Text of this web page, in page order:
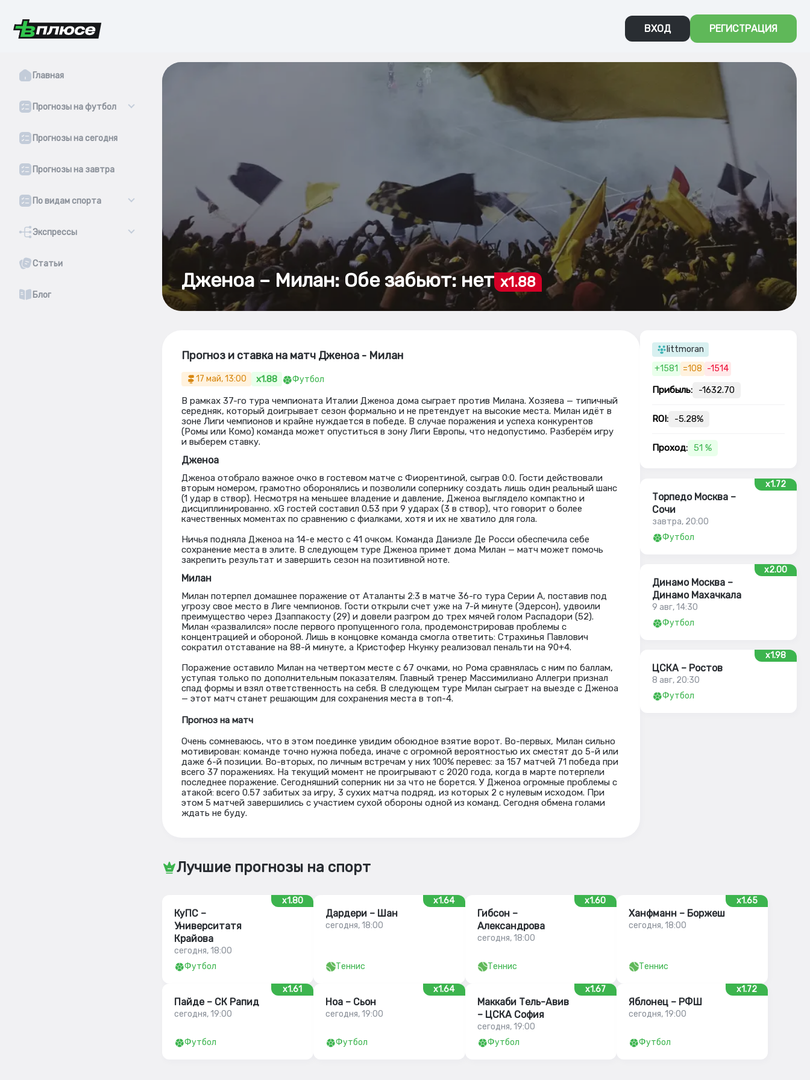
ВХОД РЕГИСТРАЦИЯ
Главная
Прогнозы на футбол
Прогнозы на сегодня
Прогнозы на завтра
По видам спорта
Экспрессы
Статьи
Блог
Дженоа – Милан: Обе забьют: нет x1.88
Прогноз и ставка на матч Дженоа - Милан
17 май, 13:00 x1.88 Футбол
В рамках 37-го тура чемпионата Италии Дженоа дома сыграет против Милана. Хозяева — типичный
середняк, который доигрывает сезон формально и не претендует на высокие места. Милан идёт в
зоне Лиги чемпионов и крайне нуждается в победе. В случае поражения и успеха конкурентов
(Ромы или Комо) команда может опуститься в зону Лиги Европы, что недопустимо. Разберём игру
и выберем ставку.
Дженоа
Дженоа отобрало важное очко в гостевом матче с Фиорентиной, сыграв 0:0. Гости действовали
вторым номером, грамотно оборонялись и позволили сопернику создать лишь один реальный шанс
(1 удар в створ). Несмотря на меньшее владение и давление, Дженоа выглядело компактно и
дисциплинированно. xG гостей составил 0.53 при 9 ударах (3 в створ), что говорит о более
качественных моментах по сравнению с фиалками, хотя и их не хватило для гола.
Ничья подняла Дженоа на 14-е место с 41 очком. Команда Даниэле Де Росси обеспечила себе
сохранение места в элите. В следующем туре Дженоа примет дома Милан — матч может помочь
закрепить результат и завершить сезон на позитивной ноте.
Милан
Милан потерпел домашнее поражение от Аталанты 2:3 в матче 36-го тура Серии А, поставив под
угрозу свое место в Лиге чемпионов. Гости открыли счет уже на 7-й минуте (Эдерсон), удвоили
преимущество через Дзаппакосту (29) и довели разгром до трех мячей голом Распадори (52).
Милан «развалился» после первого пропущенного гола, продемонстрировав проблемы с
концентрацией и обороной. Лишь в концовке команда смогла ответить: Страхинья Павлович
сократил отставание на 88-й минуте, а Кристофер Нкунку реализовал пенальти на 90+4.
Поражение оставило Милан на четвертом месте с 67 очками, но Рома сравнялась с ним по баллам,
уступая только по дополнительным показателям. Главный тренер Массимилиано Аллегри признал
спад формы и взял ответственность на себя. В следующем туре Милан сыграет на выезде с Дженоа
— этот матч станет решающим для сохранения места в топ-4.
Прогноз на матч
Очень сомневаюсь, что в этом поединке увидим обоюдное взятие ворот. Во-первых, Милан сильно
мотивирован: команде точно нужна победа, иначе с огромной вероятностью их сместят до 5-й или
даже 6-й позиции. Во-вторых, по личным встречам у них 100% перевес: за 157 матчей 71 победа при
всего 37 поражениях. На текущий момент не проигрывают с 2020 года, когда в марте потерпели
последнее поражение. Сегодняшний соперник ни за что не борется. У Дженоа огромные проблемы с
атакой: всего 0.57 забитых за игру, 3 сухих матча подряд, из которых 2 с нулевым исходом. При
этом 5 матчей завершились с участием сухой обороны одной из команд. Сегодня обмена голами
ждать не буду.
littmoran
+1581
=108 -1514
Прибыль: -1632.70
ROI: -5.28%
Проход: 51 %
x1.72
Торпедо Москва –
Сочи
завтра, 20:00
Футбол
x2.00
Динамо Москва –
Динамо Махачкала
9 авг, 14:30
Футбол
x1.98
ЦСКА – Ростов
8 авг, 20:30
Футбол
Лучшие прогнозы на спорт
x1.80
КуПС –
Университатя
Крайова
сегодня, 18:00
Футбол
x1.64
Дардери – Шан
сегодня, 18:00
Теннис
x1.60
Гибсон –
Александрова
сегодня, 18:00
Теннис
x1.65
Ханфманн – Боржеш
сегодня, 18:00
Теннис
x1.61
Пайде – СК Рапид
сегодня, 19:00
Футбол
x1.64
Ноа – Сьон
сегодня, 19:00
Футбол
x1.67
Маккаби Тель-Авив
– ЦСКА София
сегодня, 19:00
Футбол
x1.72
Яблонец – РФШ
сегодня, 19:00
Футбол